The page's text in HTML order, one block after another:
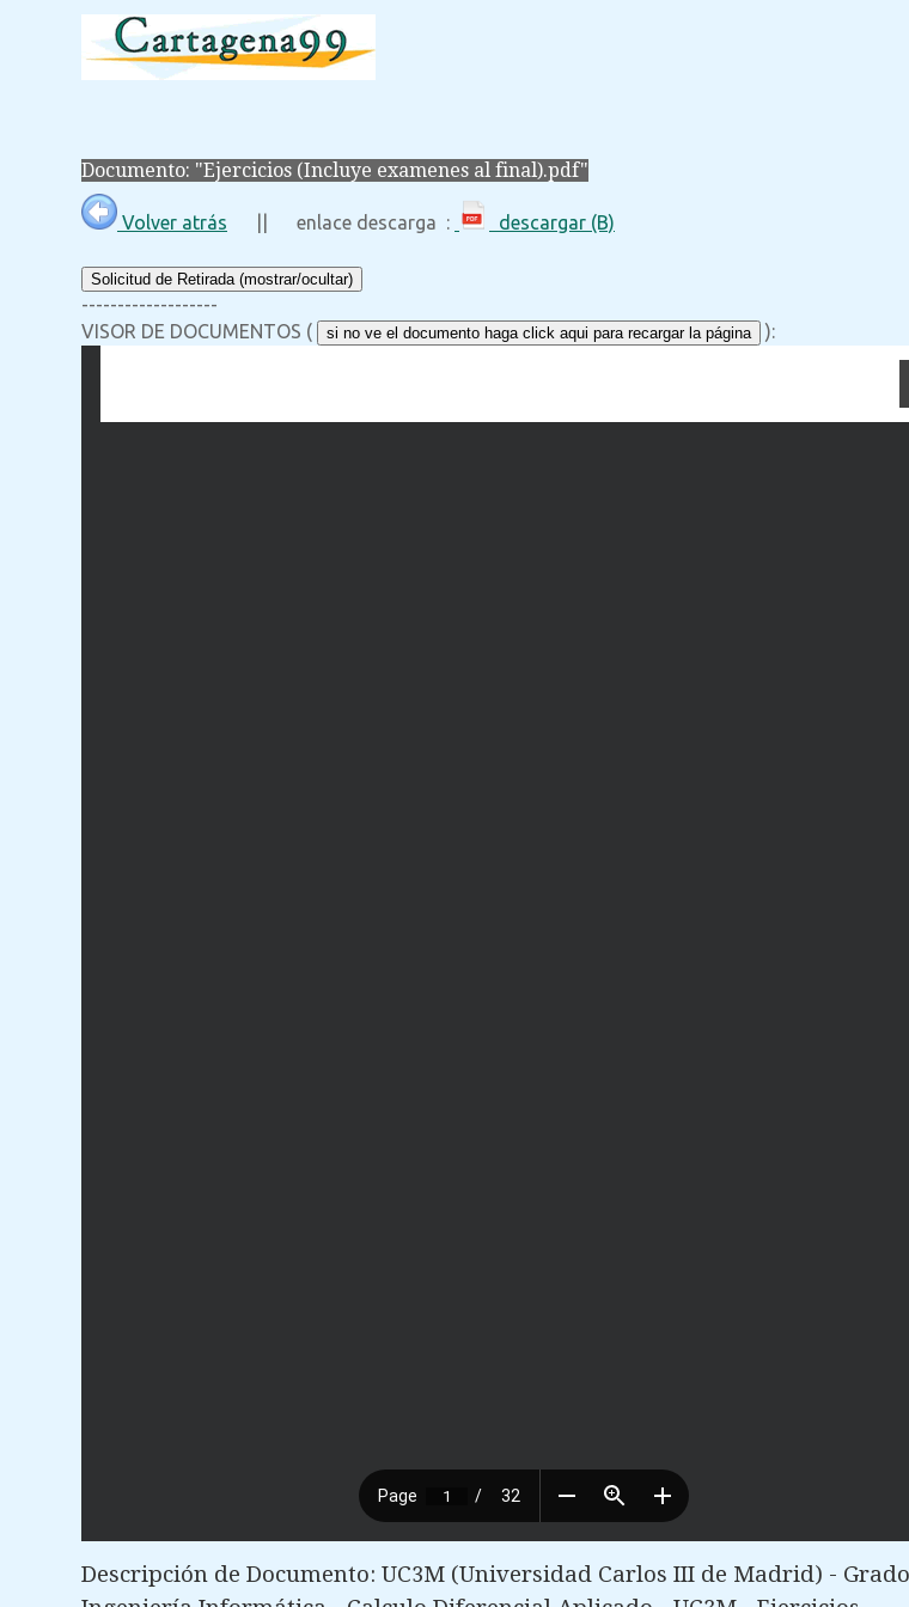
Documento: "Ejercicios (Incluye examenes al final).pdf"
Volver atrás || enlace descarga : descargar (B)
Solicitud de Retirada (mostrar/ocultar)
-------------------
VISOR DE DOCUMENTOS (
si no ve el documento haga click aqui para recargar la página ):
Descripción de Documento: UC3M (Universidad Carlos III de Madrid) -